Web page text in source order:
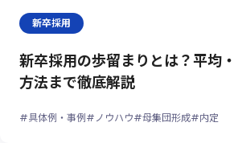
新卒採用
新卒採用の歩留まりとは？平均
方法まで徹底解説
#具体例・事例#ノウハウ#母集団形成#内定